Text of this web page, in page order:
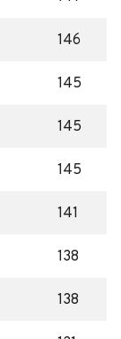
146
145
145
145
141
138
138